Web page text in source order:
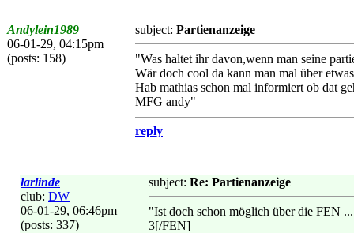
Andylein1989
06-01-29, 04:15pm
(posts: 158)
subject: Partienanzeige
"Was haltet ihr davon,wenn man seine
Wär doch cool da kann man mal über
Hab mathias schon mal informiert ob dat
MFG andy"
reply
larlinde
club: DW
06-01-29, 06:46pm
(posts: 337)
subject: Re: Partienanzeige
"Ist doch schon möglich über die FEN
3[/FEN]